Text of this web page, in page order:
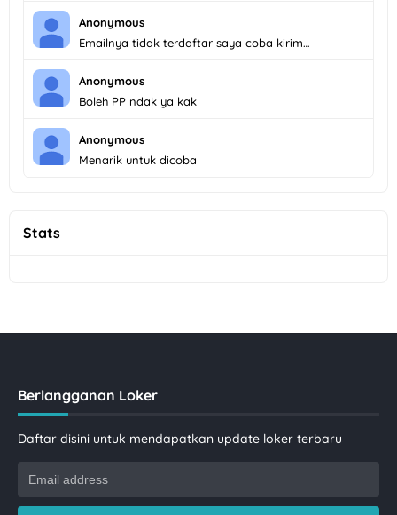
Anonymous
Emailnya tidak terdaftar saya coba kirim…
Anonymous
Boleh PP ndak ya kak
Anonymous
Menarik untuk dicoba
Stats
Berlangganan Loker
Daftar disini untuk mendapatkan update loker terbaru